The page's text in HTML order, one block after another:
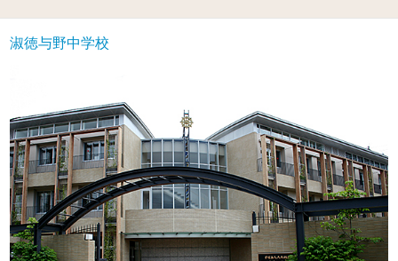
淑徳与野中学校